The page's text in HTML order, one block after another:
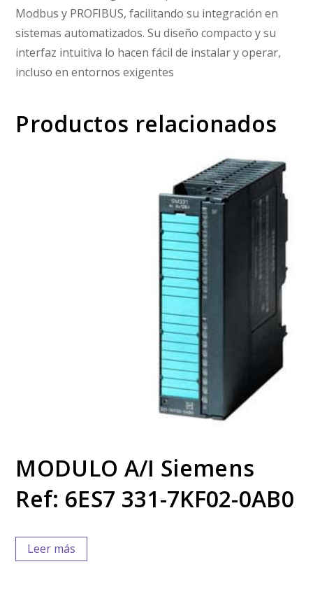
Modbus y PROFIBUS, facilitando su integración en
sistemas automatizados. Su diseño compacto y su
interfaz intuitiva lo hacen fácil de instalar y operar,
incluso en entornos exigentes
Productos relacionados
MODULO A/I Siemens
Ref: 6ES7 331-7KF02-0AB0
Leer más